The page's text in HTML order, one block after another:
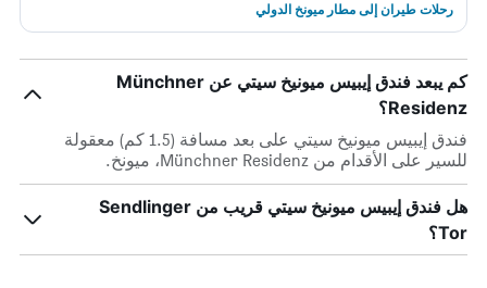
رحلات طيران إلى مطار ميونخ الدولي
كم يبعد فندق إيبيس ميونيخ سيتي عن Münchner
Residenz؟
فندق إيبيس ميونيخ سيتي على بعد مسافة (1.5 كم) معقولة
للسير على الأقدام من Münchner Residenz، ميونخ.
هل فندق إيبيس ميونيخ سيتي قريب من Sendlinger
Tor؟